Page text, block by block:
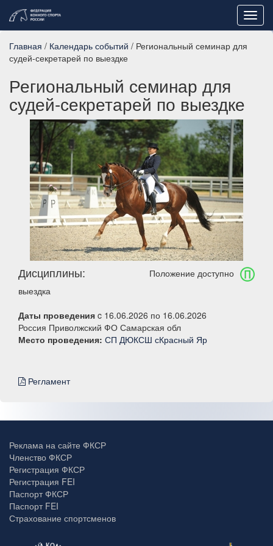
Главная / Календарь событий / Региональный семинар для
судей-секретарей по выездке
Региональный семинар для
судей-секретарей по выездке
Положение доступно
Дисциплины:
выездка
Даты проведения c 16.06.2026 по 16.06.2026
Россия Приволжский ФО Самарская обл
Место проведения: СП ДЮКСШ сКрасный Яр
Регламент
Реклама на сайте ФКСР
Членство ФКСР
Регистрация ФКСР
Регистрация FEI
Паспорт ФКСР
Паспорт FEI
Страхование спортсменов